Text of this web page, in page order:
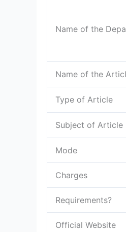
Name of the
Name of the
Type of Article
Subject of Article
Mode
Charges
Requirements?
Official Website